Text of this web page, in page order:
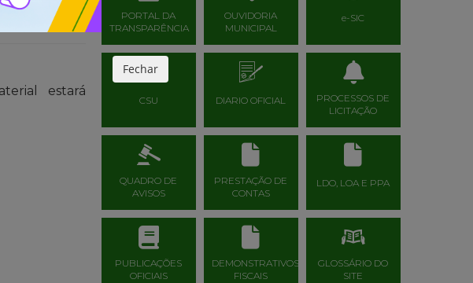
estará
PORTAL DA
TRANSPARÊNCIA
OUVIDORIA
MUNICIPAL
e-SIC
CSU DIARIO OFICIAL
PROCESSOS DE
LICITAÇÃO
QUADRO DE
AVISOS
PRESTAÇÃO DE
CONTAS
LDO, LOA E PPA
PUBLICAÇÕES
OFICIAIS
DEMONSTRATIVOS
FISCAIS
GLOSSÁRIO DO
SITE
Fechar